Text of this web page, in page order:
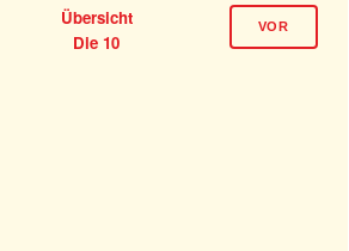
Übersicht
Die 10
VOR